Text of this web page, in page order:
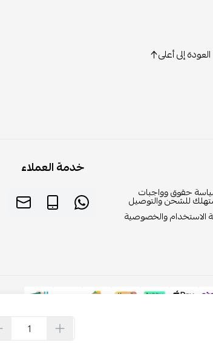
العودة إلى أعلى
حقوق وواجبات
للشحن والتوصيل
الاستخدام والخصوصية
خدمة العملاء